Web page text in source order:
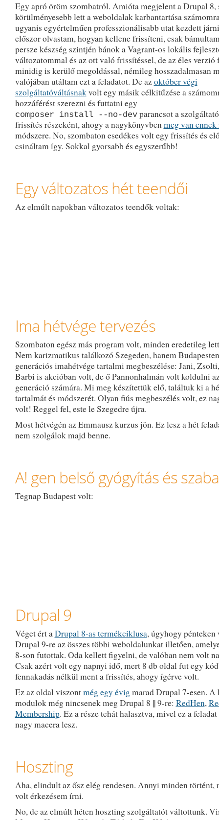
Egy apró öröm szombatról. Amióta megjelent a Drupal 8,
körülményesebb lett a weboldalak karbantartása
ugyanis egyértelműen professzionálisabb utat kezdett
előszor olvastam, hogyan kellene frissíteni, csak
persze készség szintjén bánok a Vagrant-os lokális
változatommal és az ott való frissítéssel, de az éles verzió
minidig is kerülő megoldással, némileg hosszadalmasan
valójában utáltam ezt a feladatot. De azoktóber végi
szolgáltatóváltásnakvolt egy másik célkitűzése a
hozzáférést szerezni és futtatni egy
composer install --no-devparancsot a
frissítés részeként, ahogy a nagykönyvbenmeg van
módszere. No, szombaton esedékes volt egy frissítés és
csináltam így. Sokkal gyorsabb és egyszerűbb!
Egy változatos hét teendői
Az elmúlt napokban változatos teendők voltak:
Ima hétvége tervezés
Szombaton egész más program volt, minden eredetileg
Nem karizmatikus találkozó Szegeden, hanem
generációs imahétvége tartalmi megbeszélése: Jani,
Barbi is akcióban volt, de ő Pannonhalmán volt koldulni
generáció számára. Mi meg készítettük elő, találtuk ki a
tartalmát és módszerét. Olyan fiús megbeszélés volt, ez
volt! Reggel fel, este le Szegedre újra.
Most hétvégén az Emmausz kurzus jön. Ez lesz a hét
nem szolgálok majd benne.
A! gen belső gyógyítás és
Tegnap Budapest volt:
Drupal 9
Véget ért aDrupal 8-as termékciklusa, úgyhogy pénteken
Drupal 9-re az összes többi weboldalunkat illetően,
8-son futottak. Oda kellett figyelni, de valóban nem volt
Csak azért volt egy napnyi idő, mert 8 db oldal fut egy
fennakadás nélkül ment a frissítés, ahogy ígérve volt.
Ez az oldal viszontmég egy évigmarad Drupal 7-esen. A
modulok még nincsenek meg Drupal 8 || 9-re: RedHen,
Membership. Ez a része tehát halasztva, mivel ez a
nagy macera lesz.
Hoszting
Aha, elindult az ősz elég rendesen. Annyi minden történt,
volt érkezésem írni.
No, de az elmúlt héten hoszting szolgáltatót váltottunk.